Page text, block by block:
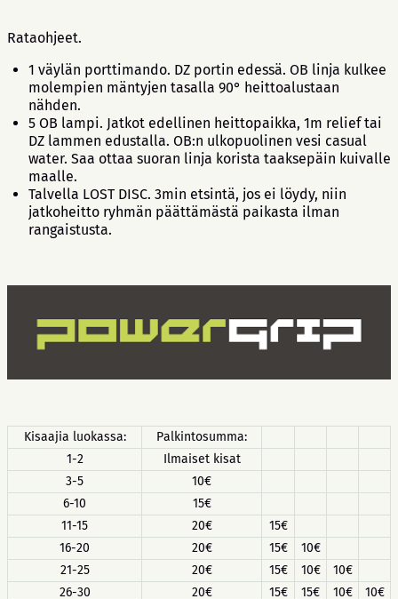
Rataohjeet.
1 väylän porttimando. DZ portin edessä. OB linja kulkee
molempien mäntyjen tasalla 90° heittoalustaan
nähden.
5 OB lampi. Jatkot edellinen heittopaikka, 1m relief tai
DZ lammen edustalla. OB:n ulkopuolinen vesi casual
water. Saa ottaa suoran linja korista taaksepäin kuivalle
maalle.
Talvella LOST DISC. 3min etsintä, jos ei löydy, niin
jatkoheitto ryhmän päättämästä paikasta ilman
rangaistusta.
Kisaajia luokassa:
Palkintosumma:
1-2
Ilmaiset kisat
3-5
10€
6-10
15€
11-15
20€
15€
16-20
20€ 15€
10€
21-25
20€ 15€ 10€
10€
26-30
20€ 15€ 15€ 10€
10€